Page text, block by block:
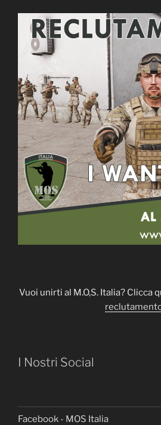
Vuoi unirti al M.O,S. Italia? Clicca
I Nostri Social
Facebook - MOS Italia